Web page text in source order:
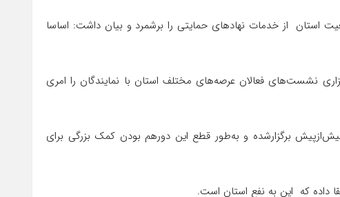
استان از خدمات نهادهای حمایتی را برشمرد و بیان داشت: اساسا
نشست‌های فعالان عرصه‌های مختلف استان با نمایندگان را امری
برگزارشده و به‌طور قطع این دورهم بودن کمک بزرگی برای
داده که این به نفع استان است.